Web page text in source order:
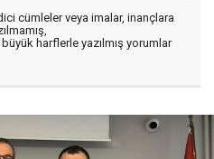
cümleler veya imalar, inançlara
harflerle yazılmış yorumlar